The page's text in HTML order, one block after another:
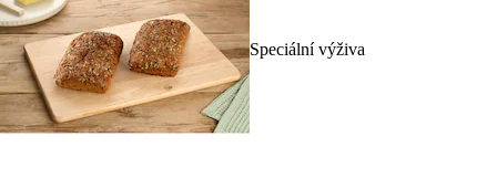
Speciální výživa